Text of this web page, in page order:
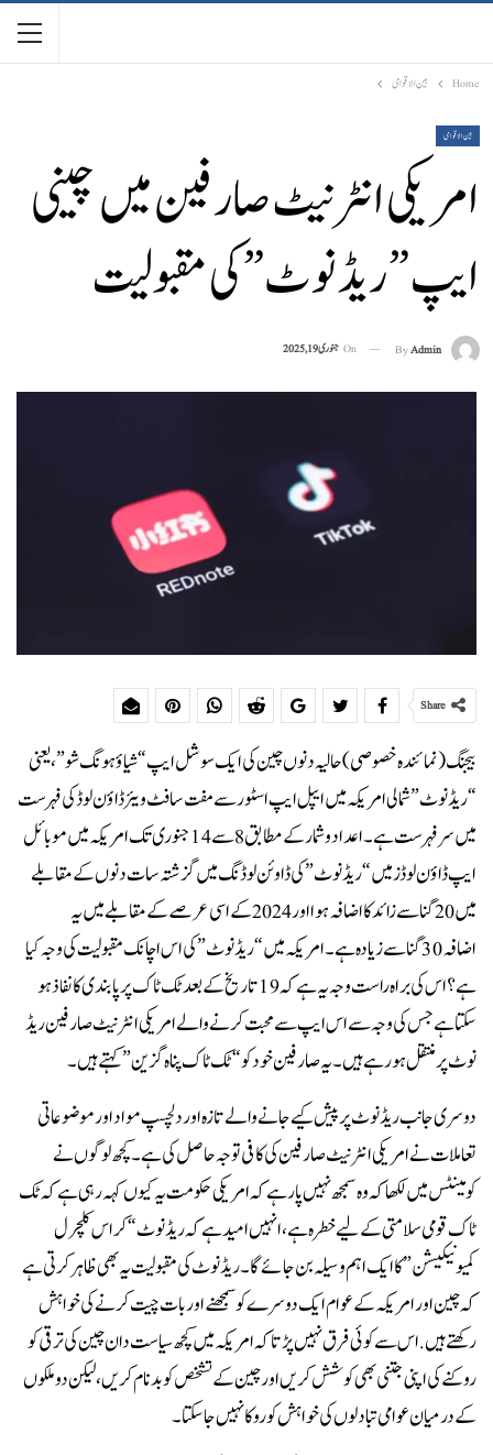
Home بین الاقوامی
بین الاقوامی
امریکی انٹرنیٹ صارفین میں چینی
ایپ ” ریڈ نوٹ”کی مقبولیت
ByAdmin
On جنوری 19, 2025
Share
بیجنگ (نمائندہ‌خصوصی)حالیہ دنوں چین کی ایک سوشل ایپ “شیاؤہونگ شو”،یعنی
“ریڈ نوٹ” شمالی امریکہ میں ایپل ایپ اسٹور سے مفت سافٹ ویئر ڈاؤن لوڈ کی فہرست
میں سرفہرست ہے۔ اعداد و شمار کے مطابق 8 سے 14 جنوری تک امریکہ میں موبائل
ایپ ڈاؤن لوڈز میں “ریڈ نوٹ” کی ڈاوئن لوڈنگ میں گزشتہ سات دنوں کے مقابلے
میں 20 گنا سے زائد کا اضافہ ہوا اور 2024 کے اسی عرصے کے مقابلے میں یہ
اضافہ 30 گنا سے زیادہ ہے۔ امریکہ میں “ریڈ نوٹ ” کی اس اچانک مقبولیت کی وجہ کیا
ہے؟ اس کی براہ راست وجہ یہ ہے کہ 19 تاریخ کے بعد ٹک ٹاک پر پابندی کا نفاذ ہو
سکتا ہے جس کی وجہ سے اس ایپ سے محبت کرنے والے امریکی انٹرنیٹ صارفین ریڈ
نوٹ پر منتقل ہو رہے ہیں۔یہ صارفین خود کو “ٹک ٹاک پناہ گزین” کہتے ہیں۔
دوسری جانب ریڈ نوٹ پر پیش کیے جانے والے تازہ اور دلچسپ مواد اور موضوعاتی
تعاملات نے امریکی انٹرنیٹ صارفین کی کافی توجہ حاصل کی ہے ۔ کچھ لوگوں نے
کومینٹس میں لکھا کہ وہ سمجھ نہیں پا رہے کہ امریکی حکومت یہ کیوں کہہ رہی ہے کہ ٹک
ٹاک قومی سلامتی کے لیے خطرہ ہے، انہیں امید ہے کہ ریڈ نوٹ “کراس کلچرل
کمیونیکیشن” کا ایک اہم وسیلہ بن جائے گا ۔ ریڈ نوٹ کی مقبولیت یہ بھی ظاہر کرتی ہے
کہ چین اور امریکہ کے عوام ایک دوسرے کو سمجھنے اور بات چیت کرنے کی خواہش
رکھتے ہیں. اس سے کوئی فرق نہیں پڑتا کہ امریکہ میں کچھ سیاست دان چین کی ترقی کو
روکنے کی اپنی جتنی بھی کوشش کریں اور چین کے تشخص کو بدنام کریں،لیکن دو ملکوں
کے درمیان عوامی تبادلوں کی خواہش کو روکا نہیں جا سکتا۔